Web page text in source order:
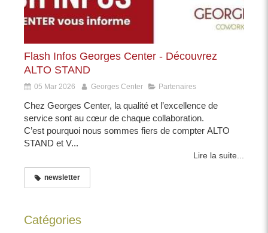
Flash Infos Georges Center - Découvrez
ALTO STAND
05 Mar 2026 Georges Center Partenaires
Chez Georges Center, la qualité et l’excellence de
service sont au cœur de chaque collaboration.
C’est pourquoi nous sommes fiers de compter ALTO
STAND et V...
Lire la suite...
newsletter
Catégories